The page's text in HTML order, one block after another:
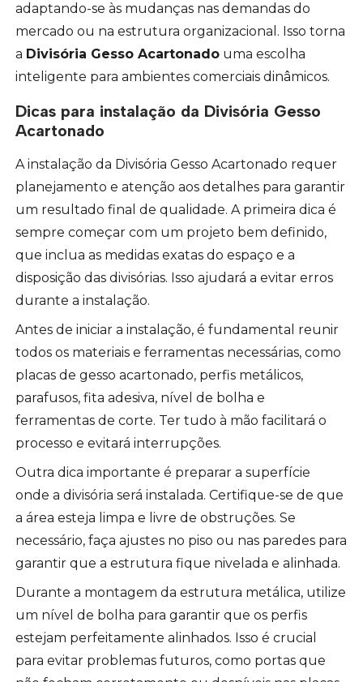
adaptando-se às mudanças nas demandas do
mercado ou na estrutura organizacional. Isso torna
a Divisória Gesso Acartonado uma escolha
inteligente para ambientes comerciais dinâmicos.
Dicas para instalação da Divisória Gesso
Acartonado
A instalação da Divisória Gesso Acartonado requer
planejamento e atenção aos detalhes para garantir
um resultado final de qualidade. A primeira dica é
sempre começar com um projeto bem definido,
que inclua as medidas exatas do espaço e a
disposição das divisórias. Isso ajudará a evitar erros
durante a instalação.
Antes de iniciar a instalação, é fundamental reunir
todos os materiais e ferramentas necessárias, como
placas de gesso acartonado, perfis metálicos,
parafusos, fita adesiva, nível de bolha e
ferramentas de corte. Ter tudo à mão facilitará o
processo e evitará interrupções.
Outra dica importante é preparar a superfície
onde a divisória será instalada. Certifique-se de que
a área esteja limpa e livre de obstruções. Se
necessário, faça ajustes no piso ou nas paredes para
garantir que a estrutura fique nivelada e alinhada.
Durante a montagem da estrutura metálica, utilize
um nível de bolha para garantir que os perfis
estejam perfeitamente alinhados. Isso é crucial
para evitar problemas futuros, como portas que